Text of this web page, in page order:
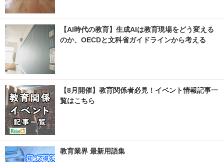
【AI時代の教育】生成AIは教育現場をどう変える
のか、OECDと文科省ガイドラインから考える
【8月開催】教育関係者必見！イベント情報記事一
覧はこちら
教育業界 最新用語集